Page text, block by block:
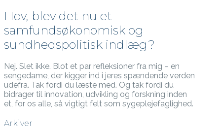
Hov, blev det nu et
samfundsøkonomisk og
sundhedspolitisk indlæg?
Nej. Slet ikke. Blot et par refleksioner fra mig – en
sengedame, der kigger ind i jeres spændende verden
udefra. Tak fordi du læste med. Og tak fordi du
bidrager til innovation, udvikling og forskning inden
et, for os alle, så vigtigt felt som sygeplejefaglighed.
Arkiver